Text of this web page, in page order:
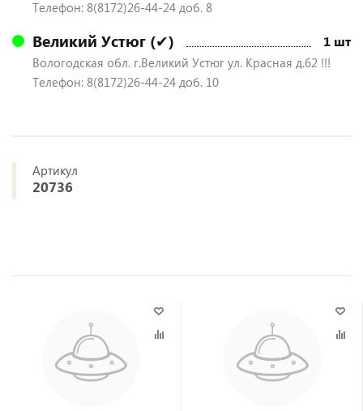
Телефон: 8(8172)26-44-24 доб. 8
Великий Устюг (✔) 1 шт
Вологодская обл. г.Великий Устюг ул. Красная д.62 !!!
Телефон: 8(8172)26-44-24 доб. 10
Артикул
20736